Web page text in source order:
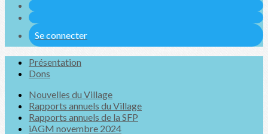
Se connecter
Présentation
Dons
Nouvelles du Village
Rapports annuels du Village
Rapports annuels de la SFP
iAGM novembre 2024